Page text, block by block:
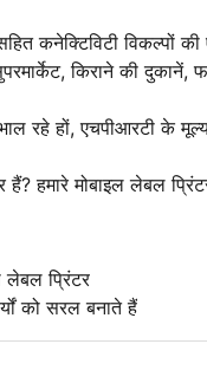
कनेक्टिविटी विकल्पों
किराने की दुकानें,
रहे हों, एचपीआरटी के
हमारे मोबाइल लेबल
प्रिंटर
को सरल बनाते हैं